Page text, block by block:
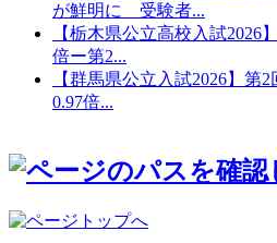
が鮮明に 受験者...
【栃木県公立高校入試2026
倍ー第2...
【群馬県公立入試2026】
0.97倍...
0.97倍...
和装でランウェイ 参加者
回着物フ...
群馬公立高入試、平均点
が鮮明に 受験者...
「十両以上が目標」
【群馬県公立入試2026】
0.97倍...
群馬公立高入試、平均点
が鮮明に 受験者...